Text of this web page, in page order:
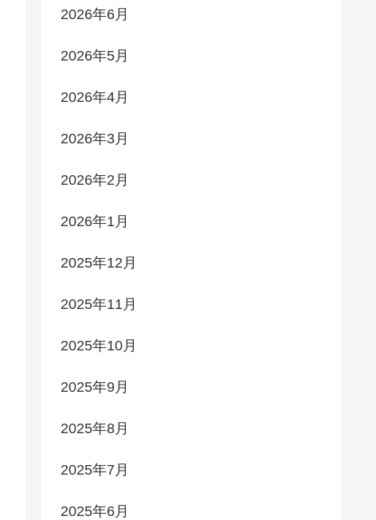
2026年6月
2026年5月
2026年4月
2026年3月
2026年2月
2026年1月
2025年12月
2025年11月
2025年10月
2025年9月
2025年8月
2025年7月
2025年6月